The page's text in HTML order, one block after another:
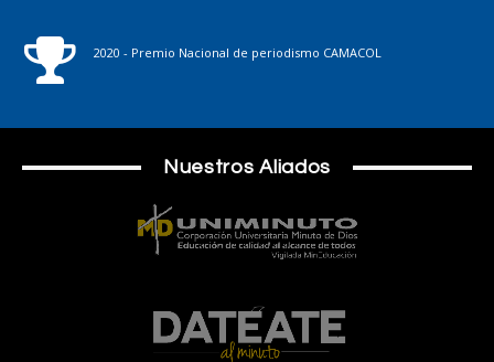
2020 - Premio Nacional de periodismo CAMACOL
Nuestros Aliados